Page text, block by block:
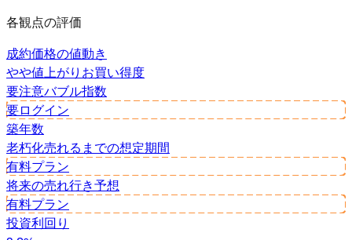
各観点の評価
成約価格の値動き
やや値上がり お買い得度
要注意バブル指数
要ログイン
築年数
老朽化売れるまでの想定期間
有料プラン
将来の売れ行き予想
有料プラン
投資利回り